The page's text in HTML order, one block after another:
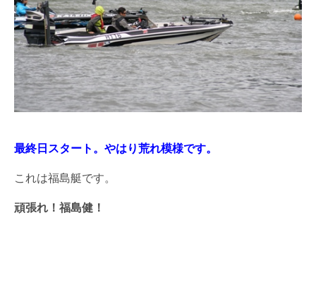
最終日スタート。やはり荒れ模様です。
これは福島艇です。
頑張れ！福島健！